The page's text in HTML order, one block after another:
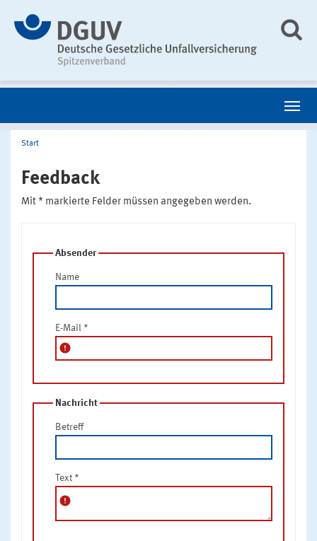
Start
Feedback
Mit * markierte Felder müssen angegeben werden.
Absender
Name
E-Mail *
error
Nachricht
Betreff
Text *
error